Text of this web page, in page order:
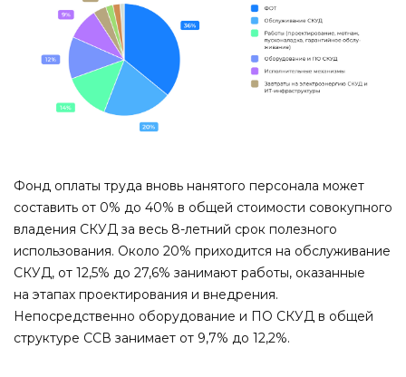
Фонд оплаты труда вновь нанятого персонала может
составить от 0% до 40% в общей стоимости совокупного
владения СКУД за весь 8-летний срок полезного
использования. Около 20% приходится на обслуживание
СКУД, от 12,5% до 27,6% занимают работы, оказанные
на этапах проектирования и внедрения.
Непосредственно оборудование и ПО СКУД в общей
структуре ССВ занимает от 9,7% до 12,2%.